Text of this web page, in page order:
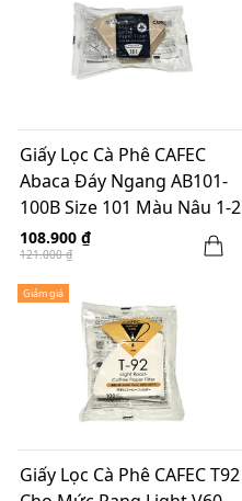
Giấy Lọc Cà Phê CAFEC
Abaca Đáy Ngang AB101-
100B Size 101 Màu Nâu 1-2
Cups 100 Tờ
108.900 ₫
121.000 ₫
Giảm giá
Giấy Lọc Cà Phê CAFEC T92